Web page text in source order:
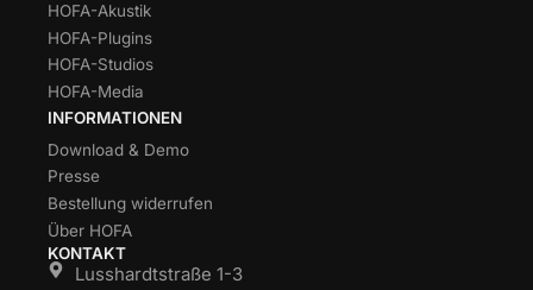
HOFA-Akustik
HOFA-Plugins
HOFA-Studios
HOFA-Media
INFORMATIONEN
Download & Demo
Presse
Bestellung widerrufen
Über HOFA
KONTAKT
Lusshardtstraße 1-3